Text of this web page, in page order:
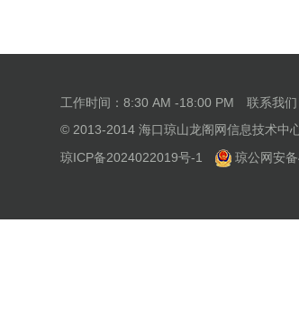
工作时间：8:30 AM -18:00 PM 联系我们
© 2013-2014 海口琼山龙阁网信息技术中
琼ICP备2024022019号-1
琼公网安